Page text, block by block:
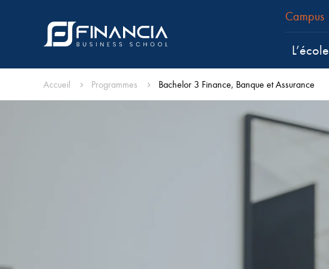
Campus
L’école
Accueil Programmes Bachelor 3 Finance, Banque et Assurance